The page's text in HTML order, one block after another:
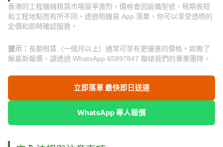
香港的工程機械租賃市場競爭激烈，價格會因設備型號、租期長短
和工程地點而有所不同。透過租機易 App 落單，你可以享受透明的
定價和即時確認服務。
提示： 長期租賃（一個月以上）通常可享有更優惠的價格。如需了
解最新報價，請透過 WhatsApp 65897847 聯絡我們的專業團隊。
立即落單 最快即日送達
WhatsApp 專人報價